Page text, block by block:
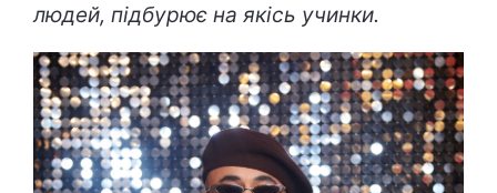
людей, підбурює на якісь учинки.